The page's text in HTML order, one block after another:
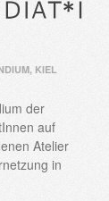
, KIEL
der
auf
Atelier
in